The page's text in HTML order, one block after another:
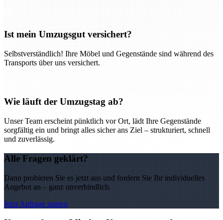
Ist mein Umzugsgut versichert?
Selbstverständlich! Ihre Möbel und Gegenstände sind während des
Transports über uns versichert.
Wie läuft der Umzugstag ab?
Unser Team erscheint pünktlich vor Ort, lädt Ihre Gegenstände
sorgfältig ein und bringt alles sicher ans Ziel – strukturiert, schnell
und zuverlässig.
Alle Fragen geklärt?
Dann probieren Sie es jetzt aus und fordern Sie Ihr individuelles
Angebot an – ganz unverbindlich.
Jetzt Anfrage starten